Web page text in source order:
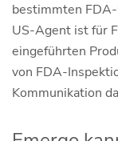
bestimmten
US-Agent ist für
eingeführten
von FDA-
Kommunikation